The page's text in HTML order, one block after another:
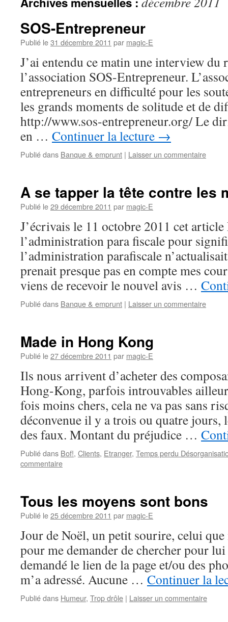
SOS-Entrepreneur
Publié le31 décembre 2011 par magic-E
J’ai entendu ce matin une interview du
l’association SOS-Entrepreneur.
entrepreneurs en difficulté pour les
les grands moments de solitude et de
http://www.sos-entrepreneur.org/ Le
en … Continuer la lecture →
Publié dans Banque & emprunt | Laisser un commentaire
A se tapper la tête contre les
Publié le29 décembre 2011 par magic-E
J’écrivais le 11 octobre 2011 cet
l’administration para fiscale pour
l’administration parafiscale
prenait presque pas en compte mes
viens de recevoir le nouvel avis …
Publié dans Banque & emprunt | Laisser un commentaire
Made in Hong Kong
Publié le27 décembre 2011 par magic-E
Ils nous arrivent d’acheter des
Hong-Kong, parfois introuvables
fois moins chers, cela ne va pas sans
déconvenue il y a trois ou quatre jours,
des faux. Montant du préjudice …
Publié dans Bof!, Clients, Etranger, Temps perdu
commentaire
Tous les moyens sont bons
Publié le25 décembre 2011 par magic-E
Jour de Noël, un petit sourire, celui
pour me demander de chercher pour
demandé le lien de la page et/ou des
m’a adressé. Aucune … Continuer la
Publié dans Humeur, Trop drôle | Laisser un commentaire